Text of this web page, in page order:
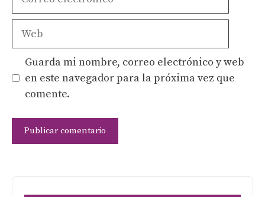
Web
Guarda mi nombre, correo electrónico y web
en este navegador para la próxima vez que
comente.